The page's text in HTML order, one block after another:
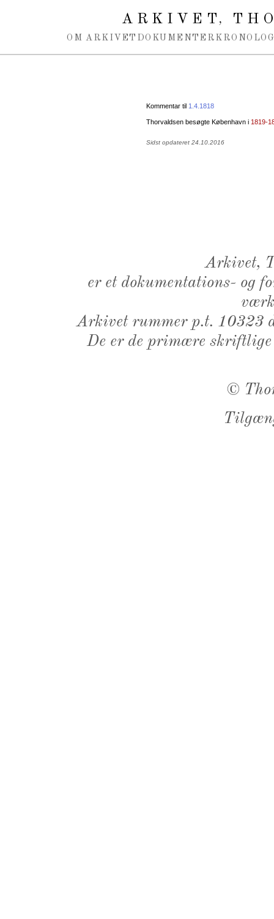
ARKIVET,
OM ARKIVET DOKUMENTER
Kommentar til 1.4.1818
Thorvaldsen besøgte København i 1819-
Sidst opdateret 24.10.2016
Arkivet,
er et dokumentations- og
Arkivet rummer p.t. 10323
De er de primære
©